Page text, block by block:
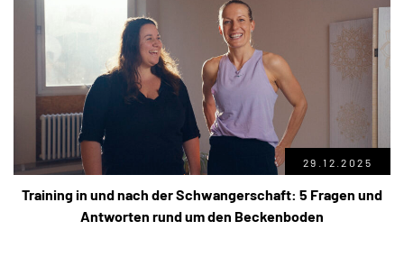
29.12.2025
Training in und nach der Schwangerschaft: 5 Fragen und
Antworten rund um den Beckenboden